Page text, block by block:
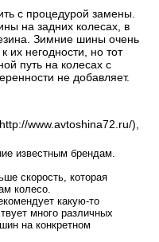
с процедурой замены.
на задних колесах, в
Зимние шины очень
их негодности, но тот
путь на колесах с
не добавляет.
www.avtoshina72.ru/),
известным брендам.
скорость, которая
колесо.
какую-то
много различных
на конкретном